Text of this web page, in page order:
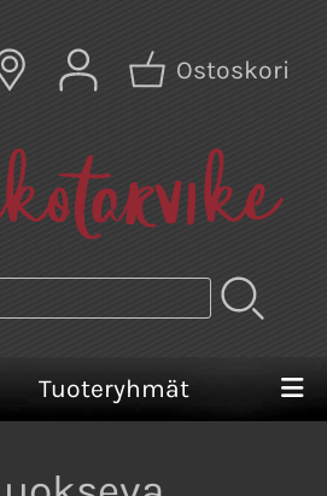
Ostoskori
Tuoteryhmät